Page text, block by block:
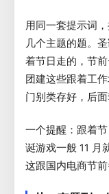
用同一套提示词
几个主题的题。
着节日走的，节
团建这些跟着工
门别类存好，后
一个提醒：跟着
诞游戏一般 11 月
这跟国内电商节前